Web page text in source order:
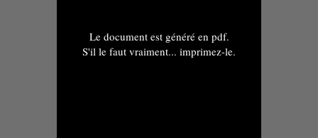
Le document est généré en pdf.
S'il le faut vraiment... imprimez-le.